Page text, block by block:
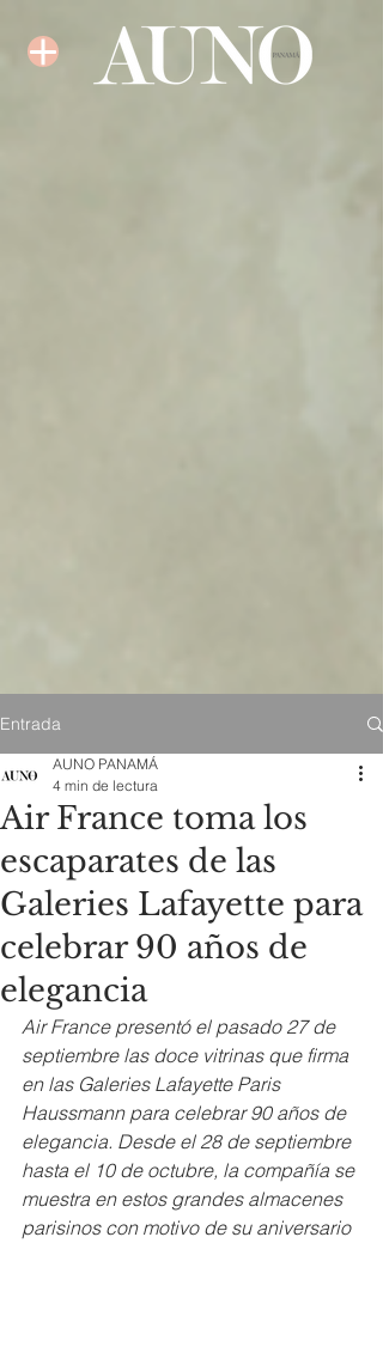
Entrada
Air France toma los
escaparates de las
Galeries Lafayette para
celebrar 90 años de
elegancia
AUNO PANAMÁ
4 min de lectura
Air France presentó el pasado 27 de
septiembre las doce vitrinas que firma
en las Galeries Lafayette Paris
Haussmann para celebrar 90 años de
elegancia. Desde el 28 de septiembre
hasta el 10 de octubre, la compañía se
muestra en estos grandes almacenes
parisinos con motivo de su aniversario